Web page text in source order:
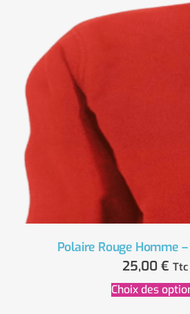
Polaire Rouge Homme
25,00 € Ttc
Choix des